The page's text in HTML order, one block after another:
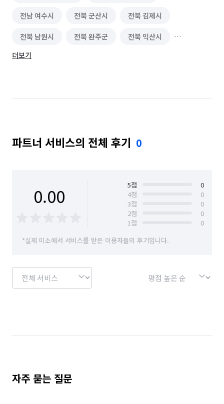
전남 여수시 전북 군산시 전북 김제시
전북 남원시 전북 완주군 전북 익산시
전북 전주시 덕진구
더보기
파트너 서비스의 전체 후기 0
0.00 5점
0
4점
0
3점
0
2점
0
1점
0
*실제 미소에서 서비스를 받은 이용자들의 후기입니다.
자주 묻는 질문